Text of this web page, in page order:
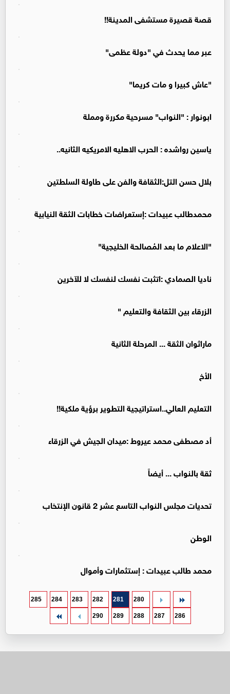
قصة قصيرة مستشفى المدينة!!
عبر مما يحدث في "دولة عظمى"
"عاش كبيرا و مات كريما"
ابونوار : "النواب" مسرحية مكررة ومملة
ياسين رواشده : الحرب الاهليه الامريكيه الثانيه..
بلال حسن التل:الثقافة والفن على طاولة السلطتين
محمدطالب عبيدات :إستعراضات خطابات الثقة النيابية
"الاعلام ما بعد المُصالحة الخليجية"
ناديا الصمادي :اتثبت نفسك لنفسك لا للآخرين
الزرقاء بين الثقافة والتعليم "
ماراثوان الثقة ... المرحلة الثانية
الأخ
التعليم العالي..استراتيجية التطوير برؤية ملكية!!
أد مصطفى محمد عيروط :ميدان الجيش في الزرقاء
ثقة بالنواب ... أيضاً
تحديات مجلس النواب التاسع عشر 2 قانون الإنتخاب
الوطن
محمد طالب عبيدات : إستثمارات وأموال
280
281
282
283
284
285
286
287
288
289
290